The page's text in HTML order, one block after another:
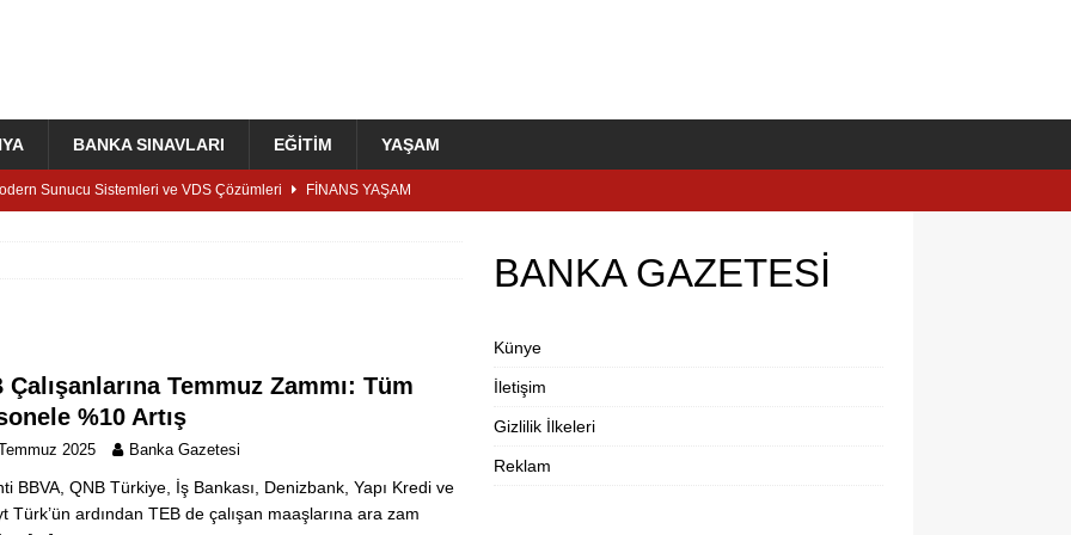
BANKA SINAVLARI EĞITIM YAŞAM
Sunucu Sistemleri ve VDS Çözümleri FINANS YAŞAM
Kredi Nasıl Bulunur? Karşılaştırma Rehberi FINANS YAŞAM
Tarihi Karar: Ziraat, Vakıf ve Halk Katılım Bankaları Birleşiyor!
Çalışanlarına Temmuz Zammı: Tüm
%10 Artış
2025 Banka Gazetesi
BBVA, QNB Türkiye, İş Bankası, Denizbank, Yapı Kredi ve
Türk’ün ardından TEB de çalışan maaşlarına ara zam
BANKA GAZETESİ
Künye
İletişim
Gizlilik İlkeleri
Reklam